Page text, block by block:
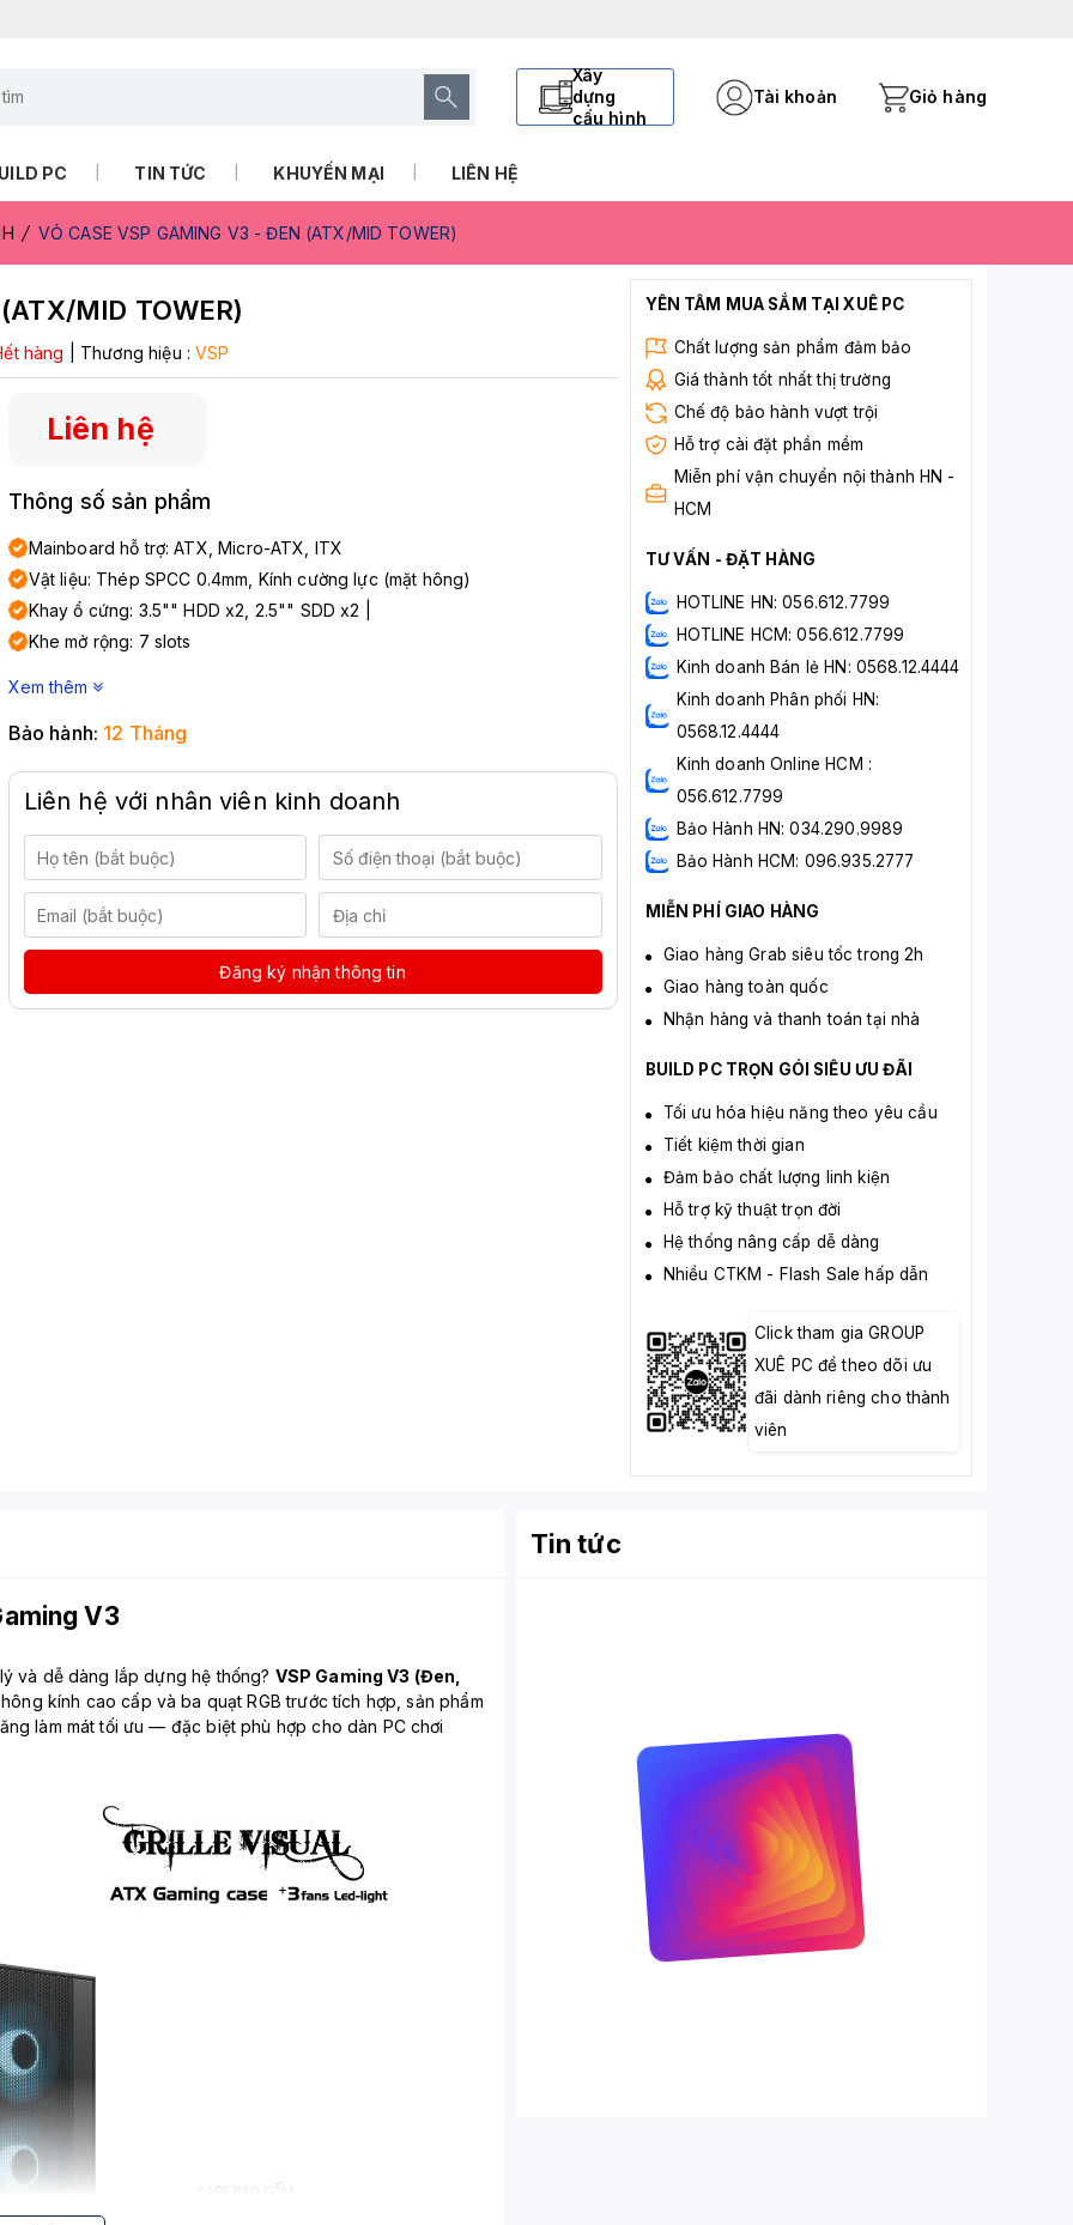
Xây
dựng
cấu hình
Tài khoản Giỏ hàng
PC TIN TỨC KHUYẾN MẠI LIÊN HỆ
VỎ CASE VSP GAMING V3 - ĐEN (ATX/MID TOWER)
MID TOWER)
hàng Thương hiệu :VSP
Liên hệ
Thông số sản phẩm
Mainboard hỗ trợ: ATX, Micro-ATX, ITX
Vật liệu: Thép SPCC 0.4mm, Kính cường lực (mặt hông)
Khay ổ cứng: 3.5"" HDD x2, 2.5"" SDD x2 |
Khe mở rộng: 7 slots
Xem thêm
Bảo hành: 12 Tháng
Liên hệ với nhân viên kinh doanh
Đăng ký nhận thông tin
YÊN TÂM MUA SẮM TẠI XUÊ PC
Chất lượng sản phẩm đảm bảo
Giá thành tốt nhất thị trường
Chế độ bảo hành vượt trội
Hỗ trợ cài đặt phần mềm
Miễn phí vận chuyển nội thành HN -
HCM
TƯ VẤN - ĐẶT HÀNG
HOTLINE HN: 056.612.7799
HOTLINE HCM: 056.612.7799
Kinh doanh Bán lẻ HN: 0568.12.4444
Kinh doanh Phân phối HN:
0568.12.4444
Kinh doanh Online HCM :
056.612.7799
Bảo Hành HN: 034.290.9989
Bảo Hành HCM: 096.935.2777
MIỄN PHÍ GIAO HÀNG
Giao hàng Grab siêu tốc trong 2h
Giao hàng toàn quốc
Nhận hàng và thanh toán tại nhà
BUILD PC TRỌN GÓI SIÊU ƯU ĐÃI
Tối ưu hóa hiệu năng theo yêu cầu
Tiết kiệm thời gian
Đảm bảo chất lượng linh kiện
Hỗ trợ kỹ thuật trọn đời
Hệ thống nâng cấp dễ dàng
Nhiều CTKM - Flash Sale hấp dẫn
Click tham gia GROUP
XUÊ PC để theo dõi ưu
đãi dành riêng cho thành
viên
V3
và dễ dàng lắp dựng hệ thống? VSP Gaming V3 (Đen,
kính cao cấp và ba quạt RGB trước tích hợp, sản phẩm
làm mát tối ưu — đặc biệt phù hợp cho dàn PC chơi
Tin tức